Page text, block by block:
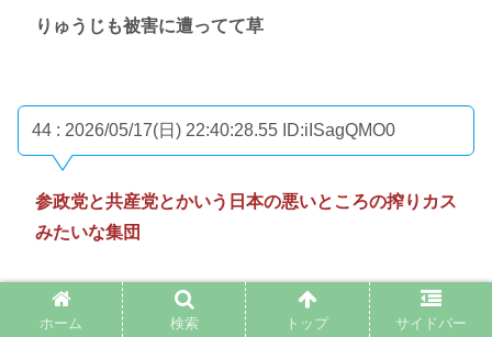
りゅうじも被害に遭ってて草
44 : 2026/05/17(日) 22:40:28.55 ID:iISagQMO0
参政党と共産党とかいう日本の悪いところの搾りカス
みたいな集団
ホーム 検索 トップ サイドバー